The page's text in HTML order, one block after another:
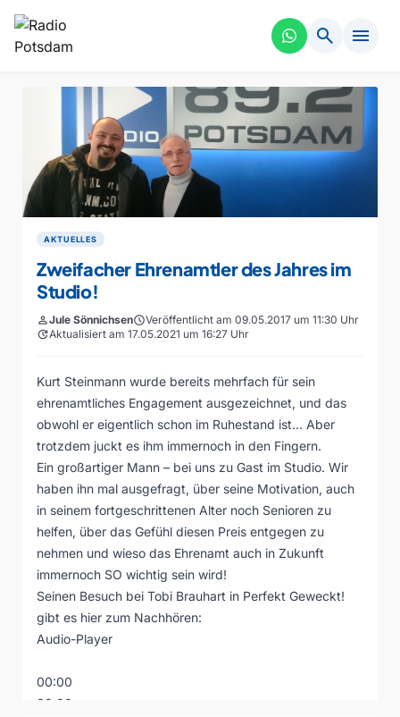
search menu
AKTUELLES
Zweifacher Ehrenamtler des Jahres im
Studio!
personJule SönnichsenscheduleVeröffentlicht am 09.05.2017 um 11:30 Uhr
updateAktualisiert am 17.05.2021 um 16:27 Uhr
Kurt Steinmann wurde bereits mehrfach für sein
ehrenamtliches Engagement ausgezeichnet, und das
obwohl er eigentlich schon im Ruhestand ist… Aber
trotzdem juckt es ihm immernoch in den Fingern.
Ein großartiger Mann – bei uns zu Gast im Studio. Wir
haben ihn mal ausgefragt, über seine Motivation, auch
in seinem fortgeschrittenen Alter noch Senioren zu
helfen, über das Gefühl diesen Preis entgegen zu
nehmen und wieso das Ehrenamt auch in Zukunft
immernoch SO wichtig sein wird!
Seinen Besuch bei Tobi Brauhart in Perfekt Geweckt!
gibt es hier zum Nachhören:
Audio-Player
00:00
00:00